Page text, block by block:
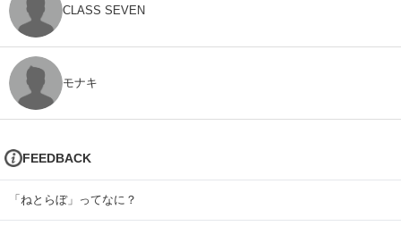
CLASS SEVEN
モナキ
FEEDBACK
「ねとらぼ」ってなに？